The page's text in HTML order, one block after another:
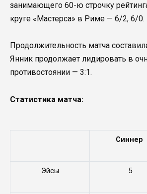
занимающего 60-ю строчку
круге «Мастерса» в Риме — 6/2, 6/0.
Продолжительность матча
Янник продолжает лидировать в
противостоянии — 3:1.
Статистика матча:
Синнер
Эйсы 5